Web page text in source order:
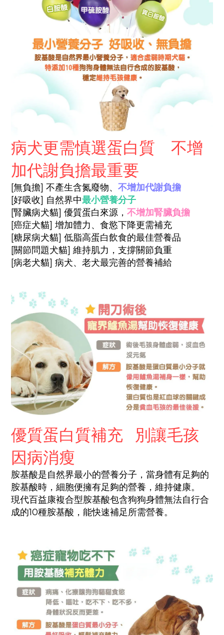
病犬更需慎選蛋白質 不增
加代謝負擔最重要
[無負擔] 不產生含氮廢物、 不增加代謝負擔
[好吸收] 自然界中最小營養分子
[腎臟病犬貓] 優質蛋白來源， 不增加腎臟負擔
[癌症犬貓] 增加體力、食慾下降更需補充
[糖尿病犬貓] 低脂高蛋白飲食的最佳營養品
[關節問題犬貓] 維持肌力，支撐關節負重
[病老犬貓] 病犬、老犬最完善的營養補給
優質蛋白質補充 別讓毛孩
因病消瘦
胺基酸是自然界最小的營養分子，當身體有足夠的
胺基酸時，細胞便擁有足夠的營養，維持健康。
現代百益康複合型胺基酸包含狗狗身體無法自行合
成的10種胺基酸，能快速補足所需營養。